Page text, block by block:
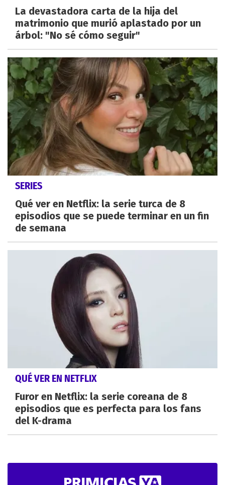
La devastadora carta de la hija del
matrimonio que murió aplastado por un
árbol: "No sé cómo seguir"
SERIES
Qué ver en Netflix: la serie turca de 8
episodios que se puede terminar en un fin
de semana
QUÉ VER EN NETFLIX
Furor en Netflix: la serie coreana de 8
episodios que es perfecta para los fans
del K-drama